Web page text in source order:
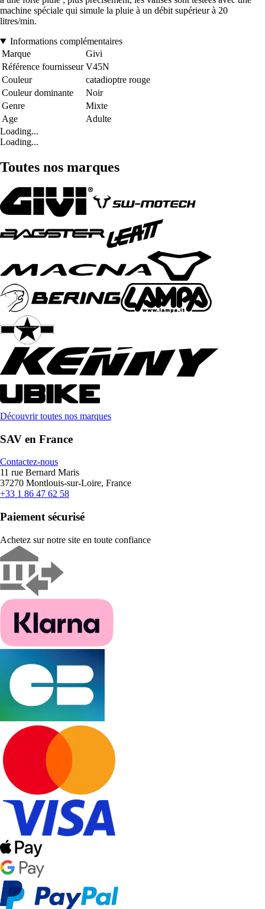
machine spéciale qui simule la pluie à un débit supérieur à 20
litres/min.
Informations complémentaires
Marque
Givi
Référence fournisseur V45N
Couleur
catadioptre rouge
Couleur dominante
Noir
Genre
Mixte
Age
Adulte
Loading...
Loading...
Toutes nos marques
Découvrir toutes nos marques
SAV en France
Contactez-nous
11 rue Bernard Maris
37270 Montlouis-sur-Loire, France
+33 1 86 47 62 58
Paiement sécurisé
Achetez sur notre site en toute confiance